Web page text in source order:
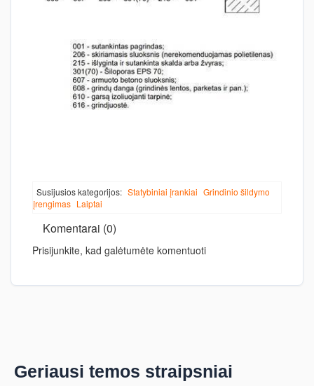
Susijusios kategorijos: Statybiniai įrankiai Grindinio šildymo
įrengimas Laiptai
Komentarai (0)
Prisijunkite, kad galėtumėte komentuoti
Geriausi temos straipsniai